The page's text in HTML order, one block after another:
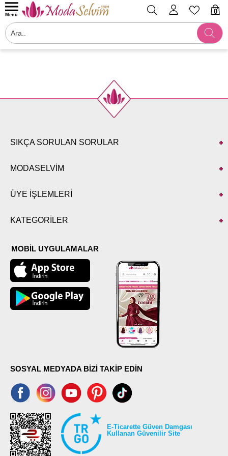
0
Menü
SIKÇA SORULAN SORULAR
MODASELVİM
ÜYE İŞLEMLERİ
KATEGORİLER
MOBİL UYGULAMALAR
SOSYAL MEDYADA BİZİ TAKİP EDİN
E-Ticarette Güven Damgası
Kullanan Güvenilir Site